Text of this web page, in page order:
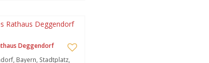
Deggendorf
Bayern, Stadtplatz,